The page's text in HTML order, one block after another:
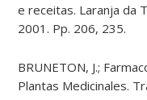
e receitas. Laranja da
2001. Pp. 206, 235.
BRUNETON, J.;
Plantas Medicinales.